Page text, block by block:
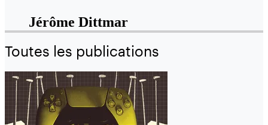
Jérôme Dittmar
Toutes les publications